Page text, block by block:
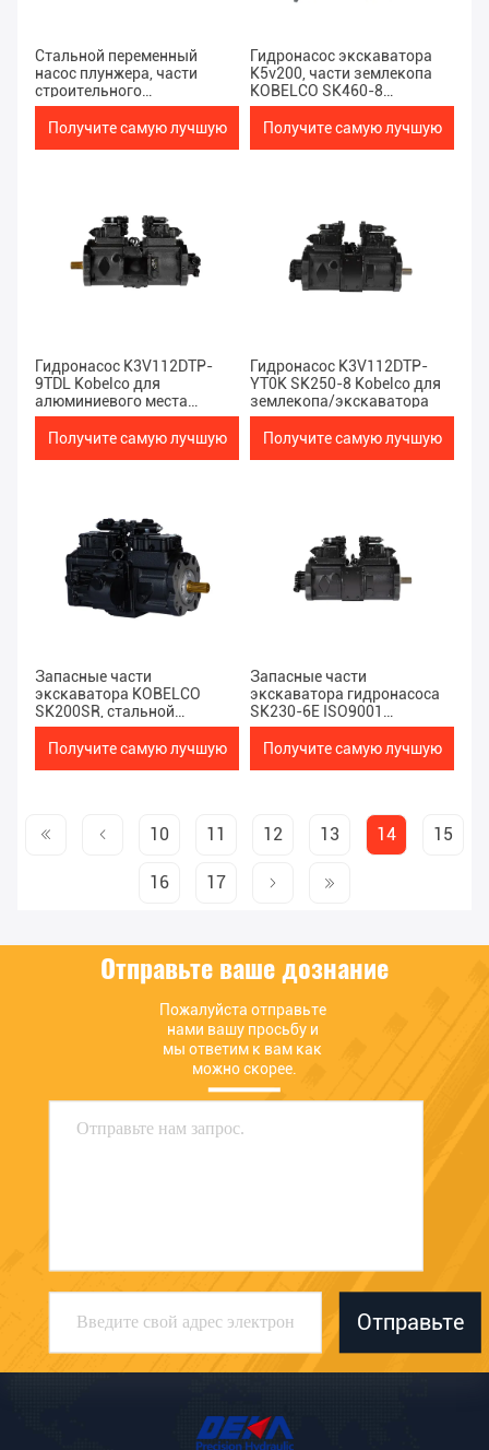
Стальной переменный
насос плунжера, части
строительного
оборудования K3V63DT-
9NOT EC140
Получите самую лучшую
Гидронасос экскаватора
K5v200, части землекопа
KOBELCO SK460-8
запасные
Получите самую лучшую
Гидронасос K3V112DTP-
9TDL Kobelco для
алюминиевого места
SK200-6
Получите самую лучшую
Гидронасос K3V112DTP-
YT0K SK250-8 Kobelco для
землекопа/экскаватора
Получите самую лучшую
Запасные части
экскаватора KOBELCO
SK200SR, стальной
гидронасос K5v80dtp
Получите самую лучшую
Запасные части
экскаватора гидронасоса
SK230-6E ISO9001
K3V112DTP-9TEL Kobelco
Получите самую лучшую
10 11 12 13 14 15
16 17
Отправьте ваше дознание
Пожалуйста отправьте
нами вашу просьбу и
мы ответим к вам как
можно скорее.
Отправьте